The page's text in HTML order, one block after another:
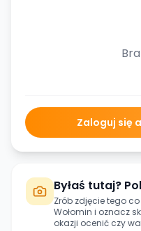
Zaloguj się
Byłaś tutaj?
Zrób zdjęcie tego co
Wołomin i oznacz
okazji ocenić czy